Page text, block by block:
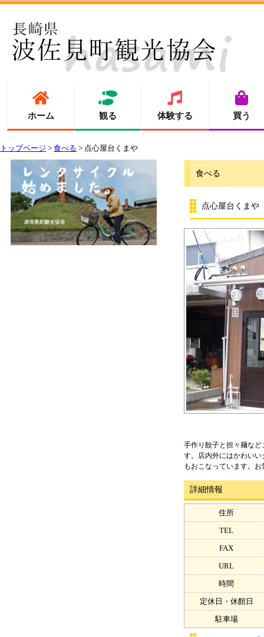
ホーム 観る 体験する 買う
トップページ > 食べる > 点心屋台くまや
食べる
点心屋台くまや
手作り餃子と担々麺な
す。店内外にはかわい
もおこなっています。
詳細情報
住所
TEL
FAX
URL
時間
定休日・休館日
駐車場